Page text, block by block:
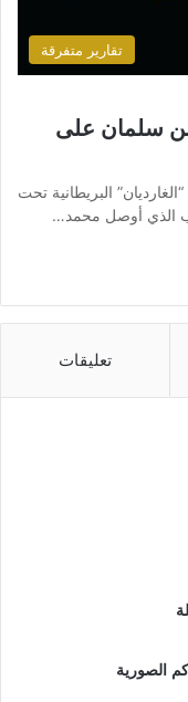
تقارير متفرقة
بن سلمان على
البريطانية تحت
الذي أوصل محمد…
تعليقات
الصورية